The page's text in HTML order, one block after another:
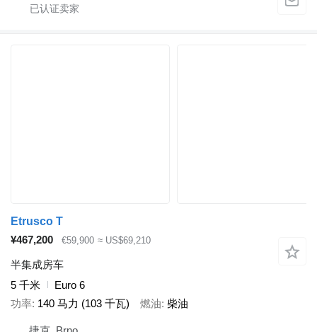
Etrusco T
¥467,200
€59,900 ≈ US$69,210
半集成房车
5 千米
Euro 6
功率 140 马力 (103 千瓦) 燃油 柴油